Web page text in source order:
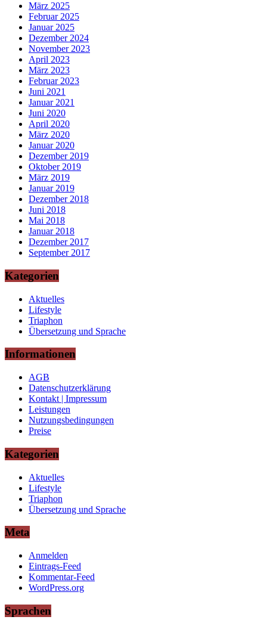
März 2025
Februar 2025
Januar 2025
Dezember 2024
November 2023
April 2023
März 2023
Februar 2023
Juni 2021
Januar 2021
Juni 2020
April 2020
März 2020
Januar 2020
Dezember 2019
Oktober 2019
März 2019
Januar 2019
Dezember 2018
Juni 2018
Mai 2018
Januar 2018
Dezember 2017
September 2017
Kategorien
Aktuelles
Lifestyle
Triaphon
Übersetzung und Sprache
Informationen
AGB
Datenschutzerklärung
Kontakt | Impressum
Leistungen
Nutzungsbedingungen
Preise
Kategorien
Aktuelles
Lifestyle
Triaphon
Übersetzung und Sprache
Meta
Anmelden
Eintrags-Feed
Kommentar-Feed
WordPress.org
Sprachen